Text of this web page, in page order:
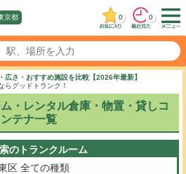
京都 0 0
さ・おすすめ施設を比較【2026年最新】
らグッドトランク！
・レンタル倉庫・物置・貸しコ
ンテナ一覧
のトランクルーム
区 全ての種類